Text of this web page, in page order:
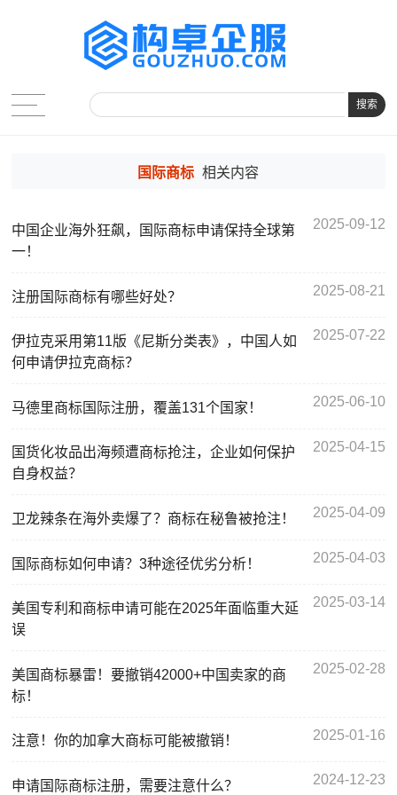
搜索
国际商标 相关内容
中国企业海外狂飙，国际商标申请保持全球第
一！
2025-09-12
注册国际商标有哪些好处？ 2025-08-21
伊拉克采用第11版《尼斯分类表》，中国人如
何申请伊拉克商标？
2025-07-22
马德里商标国际注册，覆盖131个国家！ 2025-06-10
国货化妆品出海频遭商标抢注，企业如何保护
自身权益？
2025-04-15
卫龙辣条在海外卖爆了？商标在秘鲁被抢注！ 2025-04-09
国际商标如何申请？3种途径优劣分析！ 2025-04-03
美国专利和商标申请可能在2025年面临重大延
误
2025-03-14
美国商标暴雷！要撤销42000+中国卖家的商
标！
2025-02-28
注意！你的加拿大商标可能被撤销！ 2025-01-16
申请国际商标注册，需要注意什么？ 2024-12-23